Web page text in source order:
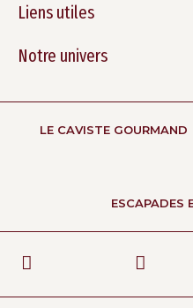
Liens utiles
Notre univers
LE CAVISTE GOURMAND
ESCAPADES